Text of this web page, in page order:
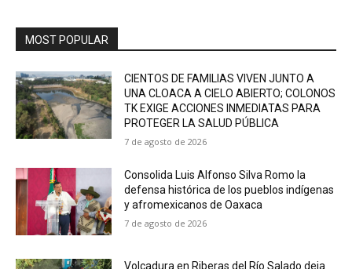
MOST POPULAR
CIENTOS DE FAMILIAS VIVEN JUNTO A
UNA CLOACA A CIELO ABIERTO; COLONOS
TK EXIGE ACCIONES INMEDIATAS PARA
PROTEGER LA SALUD PÚBLICA
7 de agosto de 2026
Consolida Luis Alfonso Silva Romo la
defensa histórica de los pueblos indígenas
y afromexicanos de Oaxaca
7 de agosto de 2026
Volcadura en Riberas del Río Salado deja